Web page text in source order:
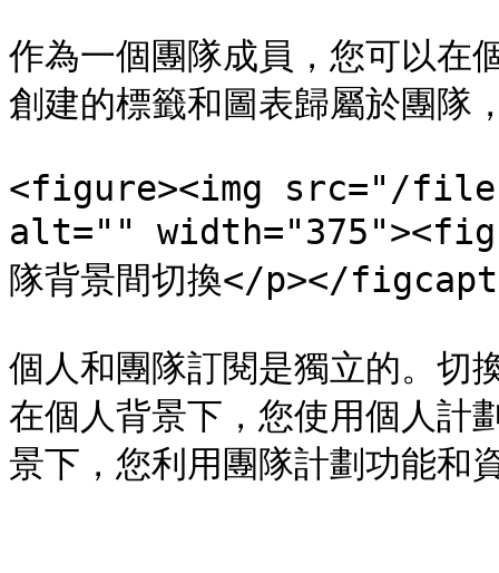
作為一個團隊成員，您可以在
創建的標籤和圖表歸屬於團隊
<figure><img src="/files/
alt=""
隊背景間切換</p></
個人和團隊訂閱是獨立的。切
在個人背景下，您使用個人計